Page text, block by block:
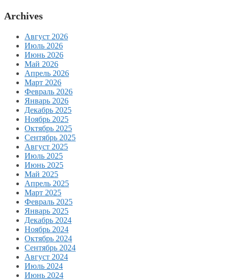
Archives
Август 2026
Июль 2026
Июнь 2026
Май 2026
Апрель 2026
Март 2026
Февраль 2026
Январь 2026
Декабрь 2025
Ноябрь 2025
Октябрь 2025
Сентябрь 2025
Август 2025
Июль 2025
Июнь 2025
Май 2025
Апрель 2025
Март 2025
Февраль 2025
Январь 2025
Декабрь 2024
Ноябрь 2024
Октябрь 2024
Сентябрь 2024
Август 2024
Июль 2024
Июнь 2024